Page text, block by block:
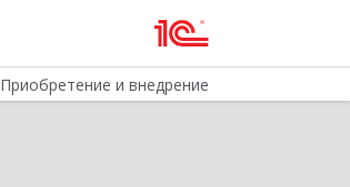
Приобретение и внедрение